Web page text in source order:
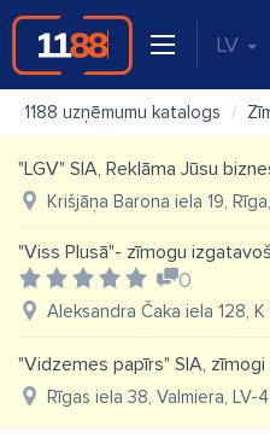
LV
1188 uzņēmumu katalogs
"LGV" SIA, Reklāma Jūsu
Krišjāņa Barona iela 19, Rīga,
"Viss Plusā"- zīmogu
0
Aleksandra Čaka iela 128, K
"Vidzemes papīrs" SIA, zīmogi
Rīgas iela 38, Valmiera, LV-